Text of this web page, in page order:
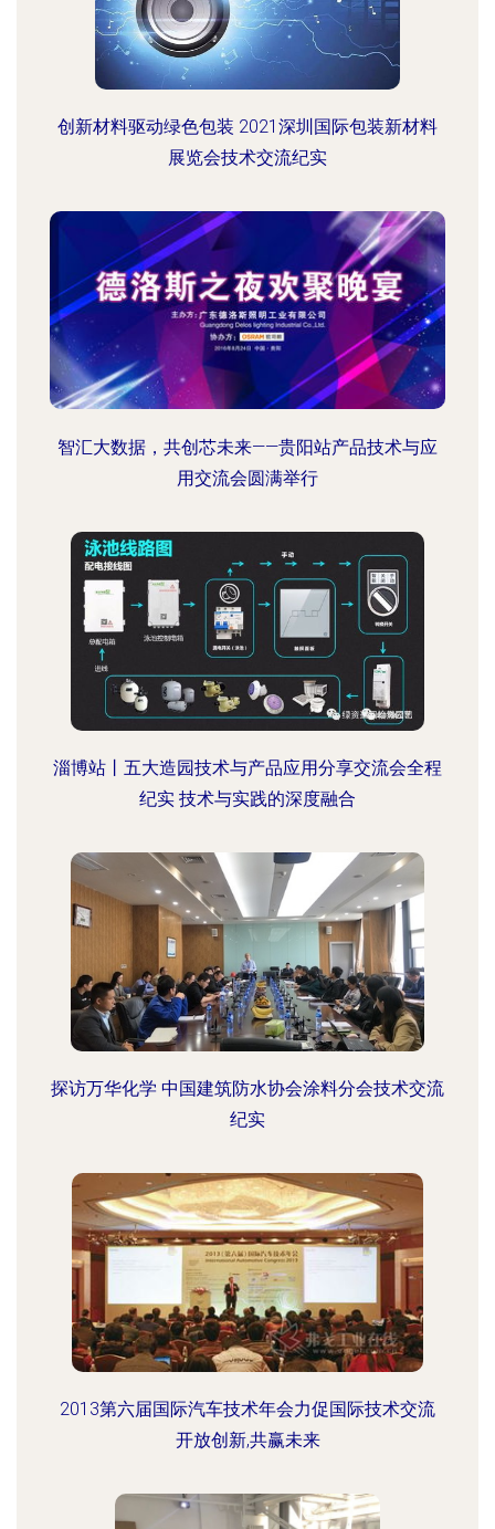
创新材料驱动绿色包装 2021深圳国际包装新材料
展览会技术交流纪实
智汇大数据，共创芯未来——贵阳站产品技术与应
用交流会圆满举行
淄博站丨五大造园技术与产品应用分享交流会全程
纪实 技术与实践的深度融合
探访万华化学 中国建筑防水协会涂料分会技术交流
纪实
2013第六届国际汽车技术年会力促国际技术交流
开放创新,共赢未来